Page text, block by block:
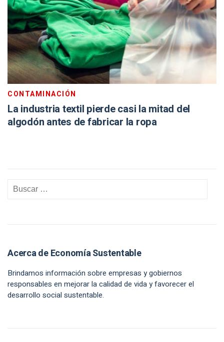
CONTAMINACIÓN
La industria textil pierde casi la mitad del
algodón antes de fabricar la ropa
Acerca de Economía Sustentable
Brindamos información sobre empresas y gobiernos
responsables en mejorar la calidad de vida y favorecer el
desarrollo social sustentable.